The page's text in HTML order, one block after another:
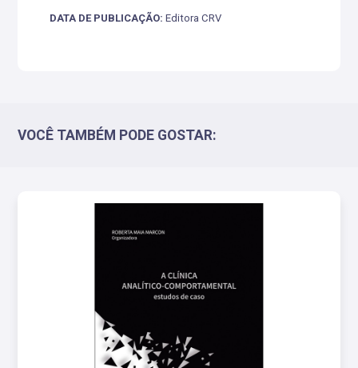
DATA DE PUBLICAÇÃO: Editora CRV
VOCÊ TAMBÉM PODE GOSTAR: